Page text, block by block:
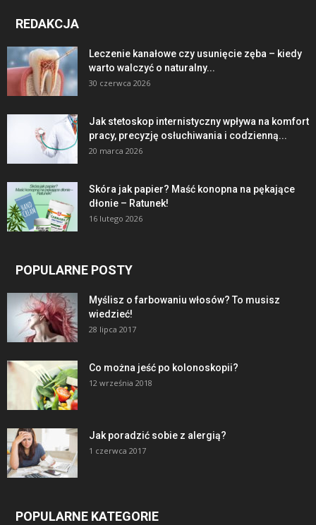
REDAKCJA
Leczenie kanałowe czy usunięcie zęba – kiedy
warto walczyć o naturalny...
30 czerwca 2026
Jak stetoskop internistyczny wpływa na komfort
pracy, precyzję osłuchiwania i codzienną...
20 marca 2026
Skóra jak papier? Maść konopna na pękające
dłonie – Ratunek!
16 lutego 2026
POPULARNE POSTY
Myślisz o farbowaniu włosów? To musisz
wiedzieć!
28 lipca 2017
Co można jeść po kolonoskopii?
12 września 2018
Jak poradzić sobie z alergią?
1 czerwca 2017
POPULARNE KATEGORIE